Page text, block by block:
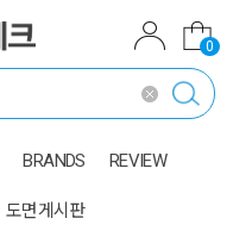
0
BRANDS REVIEW
도면게시판